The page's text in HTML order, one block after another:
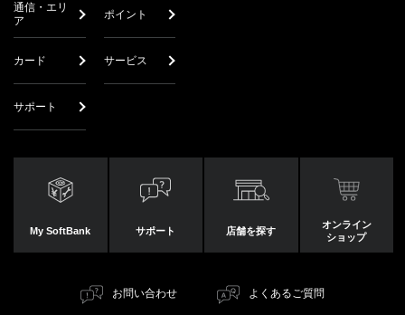
通信・エリ
ア
ポイント
カード サービス
サポート
My SoftBank サポート 店舗を探す
オンライン
ショップ
お問い合わせ よくあるご質問